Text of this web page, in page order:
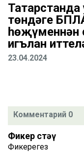
Татарстанда
төндәге
һөҗүменнән
игълан
23.04.2024
Комментарий 0
Фикер өстәү
Фикерегез